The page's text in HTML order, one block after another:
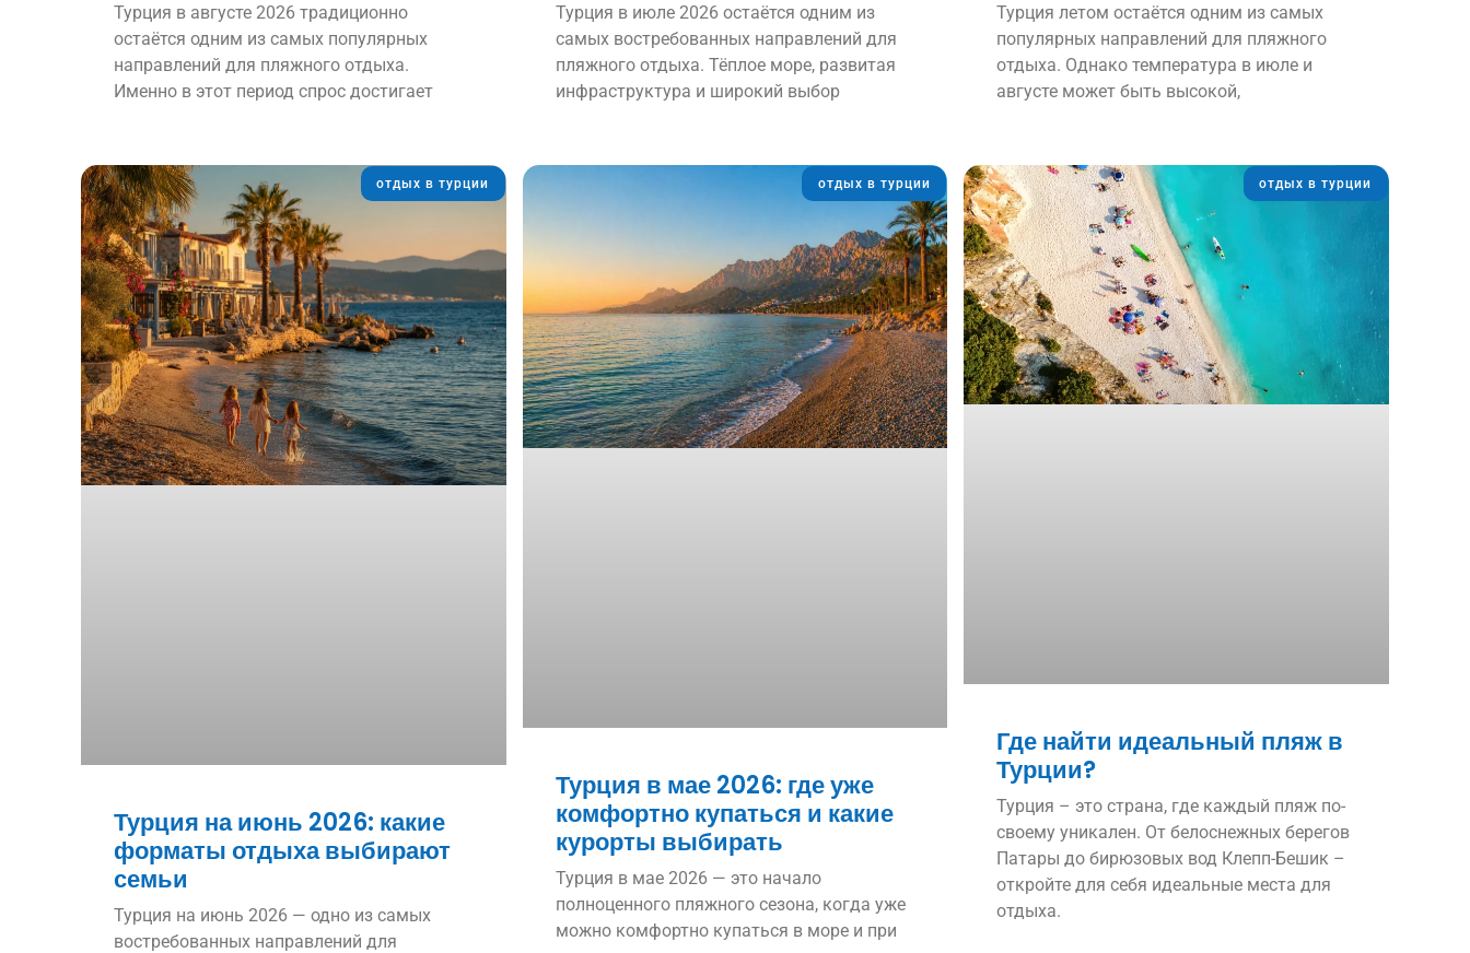
Турция в августе 2026 традиционно
остаётся одним из самых популярных
направлений для пляжного отдыха.
Именно в этот период спрос достигает
Турция в июле 2026 остаётся одним из
самых востребованных направлений для
пляжного отдыха. Тёплое море, развитая
инфраструктура и широкий выбор
Турция летом остаётся одним из самых
популярных направлений для пляжного
отдыха. Однако температура в июле и
августе может быть высокой,
отдых в турции
Турция на июнь 2026: какие
форматы отдыха выбирают
семьи
Турция на июнь 2026 — одно из самых
востребованных направлений для
отдых в турции
Турция в мае 2026: где уже
комфортно купаться и какие
курорты выбирать
Турция в мае 2026 — это начало
полноценного пляжного сезона, когда уже
можно комфортно купаться в море и при
отдых в турции
Где найти идеальный пляж в
Турции?
Турция – это страна, где каждый пляж по-
своему уникален. От белоснежных берегов
Патары до бирюзовых вод Клепп-Бешик –
откройте для себя идеальные места для
отдыха.